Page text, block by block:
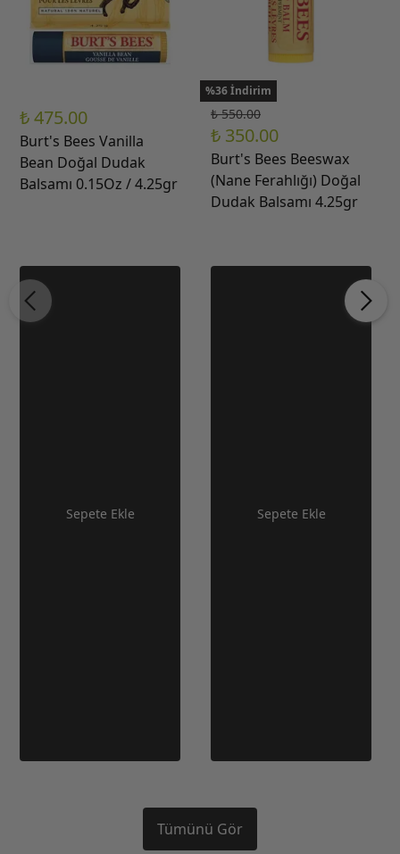
₺ 475.00
Burt's Bees Vanilla
Bean Doğal Dudak
Balsamı 0.15Oz / 4.25gr
Sepete Ekle
%36 İndirim
₺ 550.00
₺ 350.00
Burt's Bees Beeswax
(Nane Ferahlığı) Doğal
Dudak Balsamı 4.25gr
Sepete Ekle
Tümünü Gör